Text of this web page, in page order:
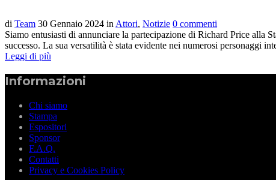
di Team 30 Gennaio 2024 in Attori, Notizie 0 commenti
Siamo entusiasti di annunciare la partecipazione di Richard Price
successo. La sua versatilità è stata evidente nei numerosi personaggi
Leggi di più
Informazioni
Chi siamo
Stampa
Espositori
Sponsor
F.A.Q.
Contatti
Privacy e Cookies Policy